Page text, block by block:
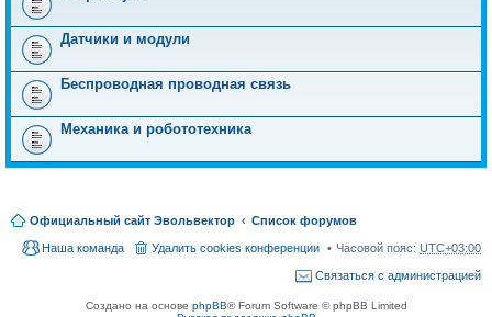
Датчики и модули
Беспроводная проводная связь
Механика и робототехника
Официальный сайт Эвольвектор Список форумов
Часовой пояс: UTC+03:00
Удалить cookies конференции
Наша команда
Связаться с администрацией
Создано на основе phpBB® Forum Software © phpBB Limited